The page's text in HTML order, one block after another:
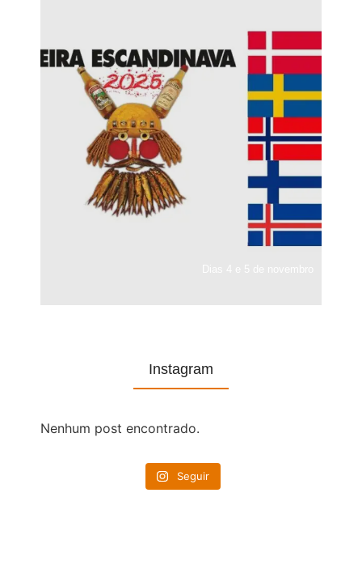
Instagram
Nenhum post encontrado.
Seguir